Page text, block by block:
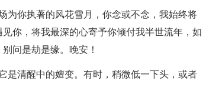
为你执著的风花雪月，你念或不念，我始终将
你，将我最深的心寄予你倾付我半世流年，如
问是劫是缘。晚安！
是清醒中的嬗变。有时，稍微低一下头，或者